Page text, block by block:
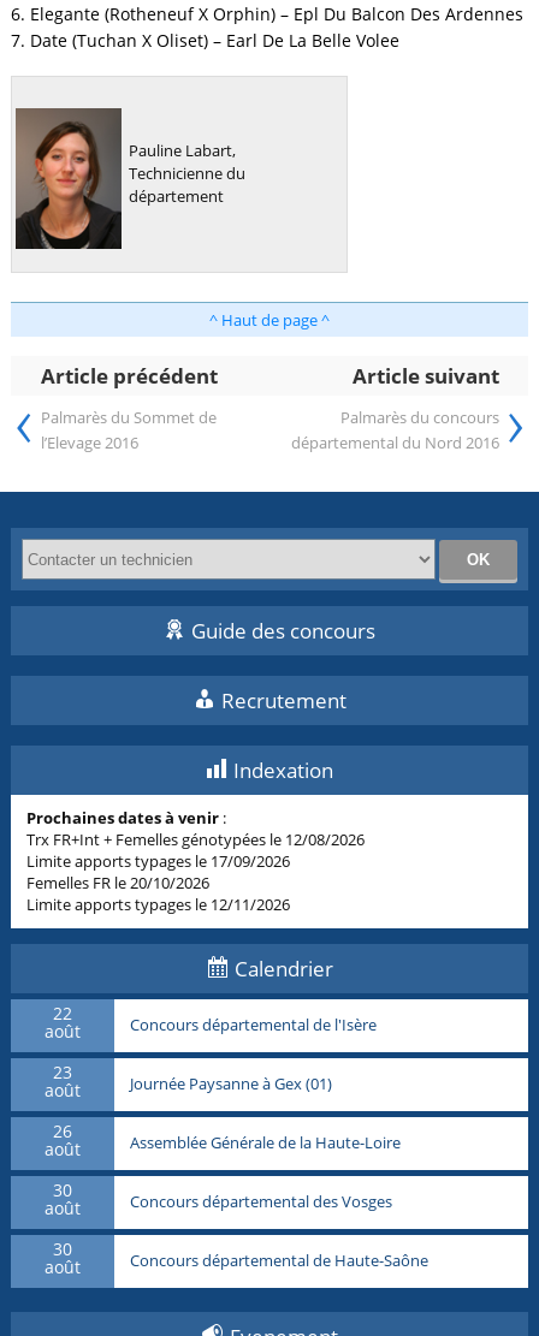
6. Elegante (Rotheneuf X Orphin) – Epl Du Balcon Des Ardennes
7. Date (Tuchan X Oliset) – Earl De La Belle Volee
Pauline Labart,
Technicienne du
département
^ Haut de page ^
Article précédent Article suivant
‹ Palmarès du Sommet de
l’Elevage 2016
Palmarès du concours
départemental du Nord 2016 ›
Guide des concours
Recrutement
Indexation
Prochaines dates à venir :
Trx FR+Int + Femelles génotypées le 12/08/2026
Limite apports typages le 17/09/2026
Femelles FR le 20/10/2026
Limite apports typages le 12/11/2026
Calendrier
22
août Concours départemental de l'Isère
23
août Journée Paysanne à Gex (01)
26
août Assemblée Générale de la Haute-Loire
30
août Concours départemental des Vosges
30
août Concours départemental de Haute-Saône